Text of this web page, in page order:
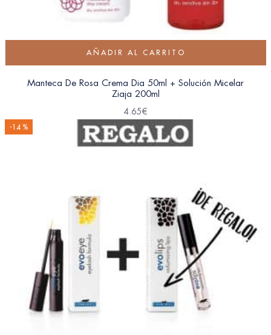
AÑADIR AL CARRITO
Manteca De Rosa Crema Dia 50ml + Solución Micelar
Ziaja 200ml
4.65€
-14 %